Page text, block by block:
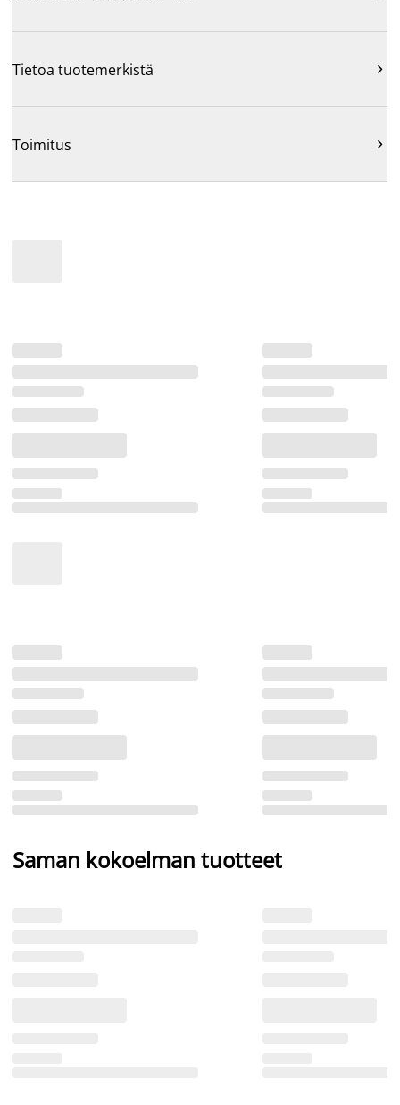
Tietoa tuotemerkistä 
Toimitus 
Saman kokoelman tuotteet